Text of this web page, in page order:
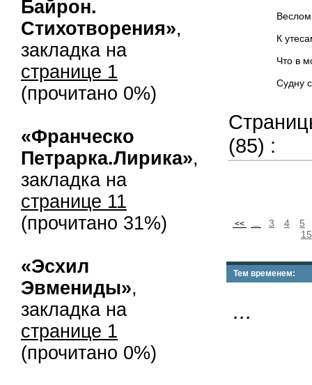
Байрон.
Стихотворения»,
закладка на
странице 1
(прочитано 0%)
«Франческо
Петрарка.Лирика»,
закладка на
странице 11
(прочитано 31%)
«Эсхил
Эвмениды»,
закладка на
странице 1
(прочитано 0%)
Веслом
К утесам,
Что в море
Судну с
(85) :
<< ... 3 4
5
15
Тем временем:
...